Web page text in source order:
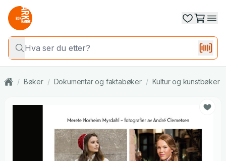
/ Bøker / Dokumentar og faktabøker / Kultur og kunstbøker